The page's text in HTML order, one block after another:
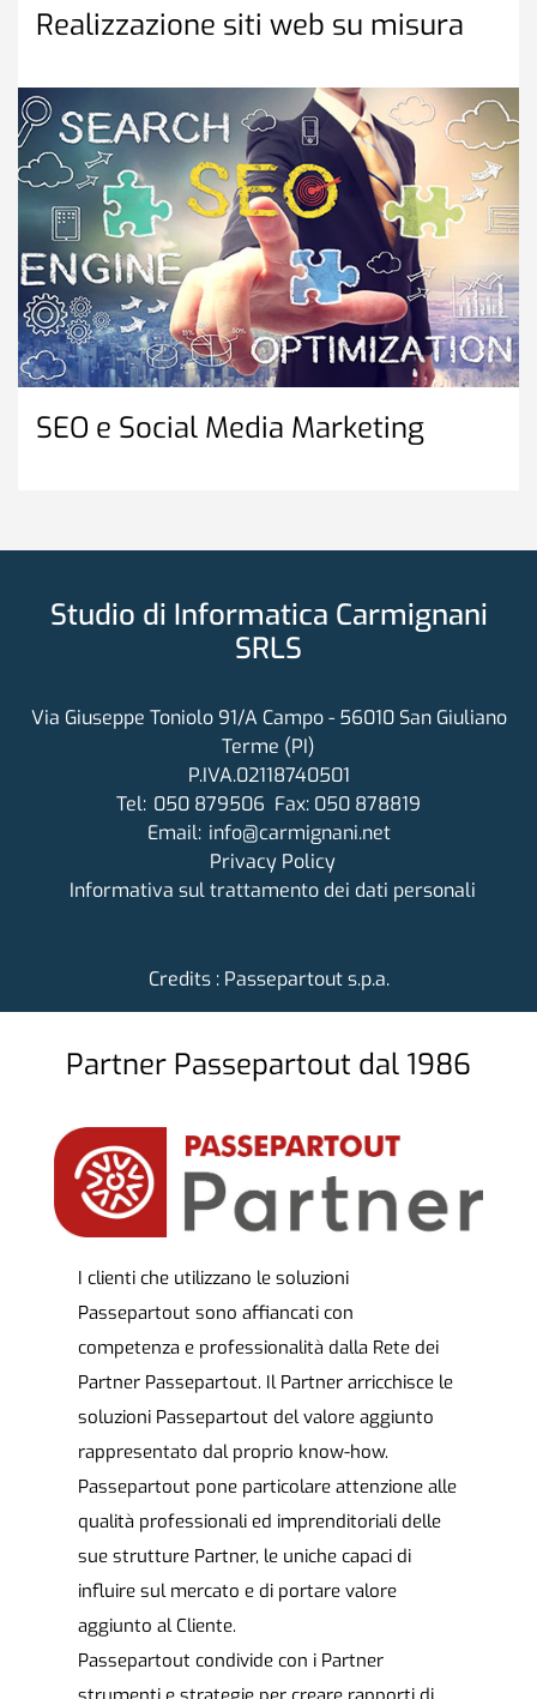
Realizzazione siti web su misura
SEO e Social Media Marketing
Studio di Informatica Carmignani
SRLS
Via Giuseppe Toniolo 91/A Campo - 56010 San Giuliano
Terme (PI)
P.IVA.02118740501
Tel: 050 879506 Fax: 050 878819
Email: info@carmignani.net
Privacy Policy
Informativa sul trattamento dei dati personali
Credits : Passepartout s.p.a.
Partner Passepartout dal 1986
I clienti che utilizzano le soluzioni
Passepartout sono affiancati con
competenza e professionalità dalla Rete dei
Partner Passepartout. Il Partner arricchisce le
soluzioni Passepartout del valore aggiunto
rappresentato dal proprio know-how.
Passepartout pone particolare attenzione alle
qualità professionali ed imprenditoriali delle
sue strutture Partner, le uniche capaci di
influire sul mercato e di portare valore
aggiunto al Cliente.
Passepartout condivide con i Partner